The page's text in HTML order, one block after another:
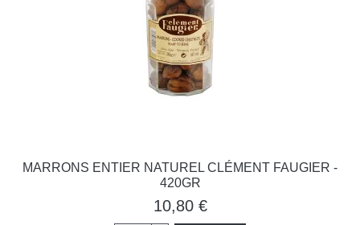
MARRONS ENTIER NATUREL CLÉMENT FAUGIER -
420GR
10,80 €